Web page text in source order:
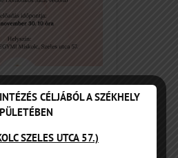
rendszer
CÉLJÁBÓL A SZÉKHELY
SZELES UTCA 57.)